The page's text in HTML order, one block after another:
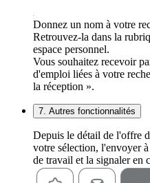
Donnez un nom à votre
Retrouvez-la dans la
espace personnel.
Vous souhaitez recevoir
d'emploi liées à votre
la réception ».
7. Autres fonctionnalités
Depuis le détail de l'offre
votre sélection, l'envoyer
de travail et la signaler en